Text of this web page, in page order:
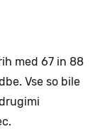
med 67 in 88
Vse so bile